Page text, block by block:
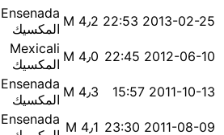
2013-02-25 22:53 M 4٫2 Ensenada
المكسيك
2012-06-10 22:45 M 4٫0 Mexicali
المكسيك
2011-10-13 15:57 M 4٫3 Ensenada
المكسيك
2011-08-09 23:30 M 4٫1 Ensenada